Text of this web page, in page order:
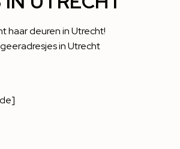
haar deuren in Utrecht!
in Utrecht